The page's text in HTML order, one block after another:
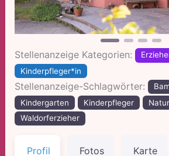
Stellenanzeige Kategorien:
Kinderpfleger*in
Stellenanzeige-Schlagwörter:
Kindergarten
Kinderpfleger Natur
Waldorferzieher
Profil Fotos Karte